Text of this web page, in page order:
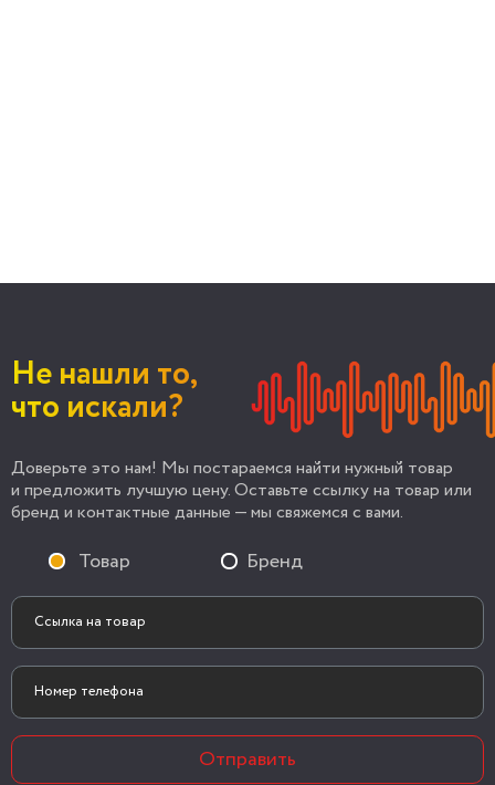
Не нашли то,
что искали?
Доверьте это нам! Мы постараемся найти нужный товар
и предложить лучшую цену. Оставьте ссылку на товар или
бренд и контактные данные — мы свяжемся с вами.
Товар Бренд
Отправить